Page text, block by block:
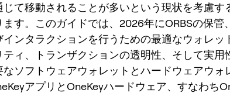
て移動されることが多いという現状を考慮す
す。このガイドでは、2026年にORBSの保管
インタラクションを行うための最適なウォレッ
ィ、トランザクションの透明性、そして実用
なソフトウェアウォレットとハードウェアウォ
アプリとOneKeyハードウェア、すなわち